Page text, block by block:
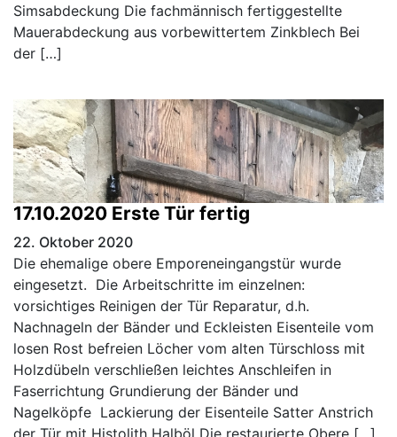
Simsabdeckung Die fachmännisch fertiggestellte
Mauerabdeckung aus vorbewittertem Zinkblech Bei
der […]
17.10.2020 Erste Tür fertig
22. Oktober 2020
Die ehemalige obere Emporeneingangstür wurde
eingesetzt. Die Arbeitschritte im einzelnen:
vorsichtiges Reinigen der Tür Reparatur, d.h.
Nachnageln der Bänder und Eckleisten Eisenteile vom
losen Rost befreien Löcher vom alten Türschloss mit
Holzdübeln verschließen leichtes Anschleifen in
Faserrichtung Grundierung der Bänder und
Nagelköpfe Lackierung der Eisenteile Satter Anstrich